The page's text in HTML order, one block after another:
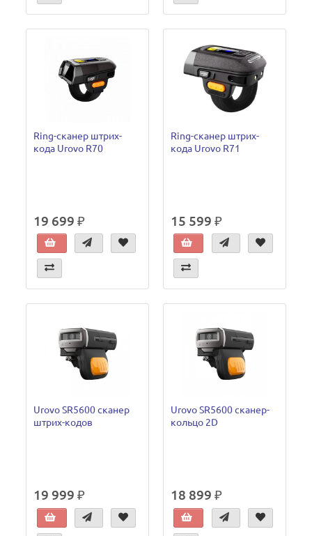
Ring-cканер штрих-
кода Urovo R70
19 699 ₽
Ring-cканер штрих-
кода Urovo R71
15 599 ₽
Urovo SR5600 сканер
штрих-кодов
19 999 ₽
Urovo SR5600 сканер-
кольцо 2D
18 899 ₽